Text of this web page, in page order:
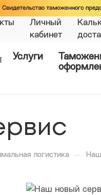
Личный
кабинет
Услуги
логистика — Наш